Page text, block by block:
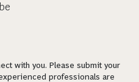
with you. Please submit your
professionals are